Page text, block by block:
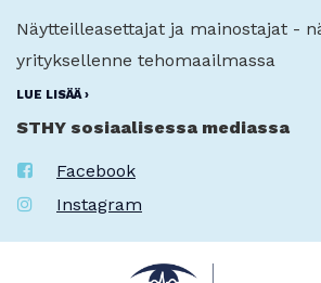
Näytteilleasettajat ja mainostajat -
yrityksellenne tehomaailmassa
LUE LISÄÄ ›
STHY sosiaalisessa mediassa
Facebook
Instagram